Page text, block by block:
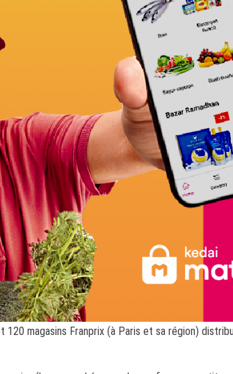
magasins Franprix (à Paris et sa région)